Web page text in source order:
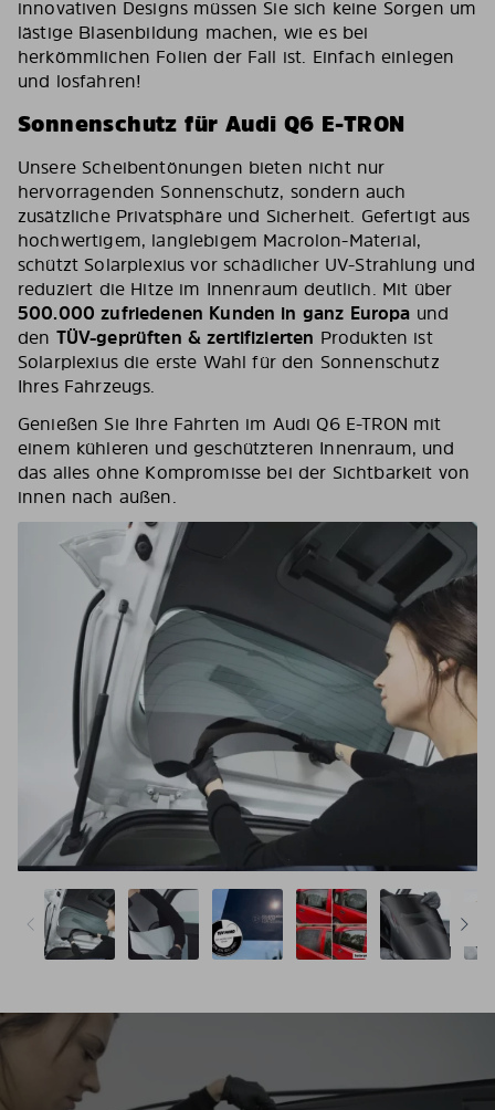
innovativen Designs müssen Sie sich keine Sorgen um
lästige Blasenbildung machen, wie es bei
herkömmlichen Folien der Fall ist. Einfach einlegen
und losfahren!
Sonnenschutz für Audi Q6 E-TRON
Unsere Scheibentönungen bieten nicht nur
hervorragenden Sonnenschutz, sondern auch
zusätzliche Privatsphäre und Sicherheit. Gefertigt aus
hochwertigem, langlebigem Macrolon-Material,
schützt Solarplexius vor schädlicher UV-Strahlung und
reduziert die Hitze im Innenraum deutlich. Mit über
500.000 zufriedenen Kunden in ganz Europa und
den TÜV-geprüften & zertifizierten Produkten ist
Solarplexius die erste Wahl für den Sonnenschutz
Ihres Fahrzeugs.
Genießen Sie Ihre Fahrten im Audi Q6 E-TRON mit
einem kühleren und geschützteren Innenraum, und
das alles ohne Kompromisse bei der Sichtbarkeit von
innen nach außen.